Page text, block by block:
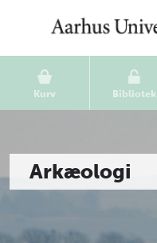
Kurv Bibliotek
Arkæologi